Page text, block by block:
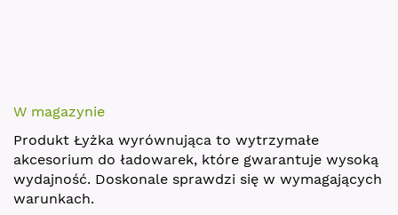
to
beginning
of
the
images
W magazynie
Produkt Łyżka wyrównująca to wytrzymałe
akcesorium do ładowarek, które gwarantuje wysoką
wydajność. Doskonale sprawdzi się w wymagających
warunkach.